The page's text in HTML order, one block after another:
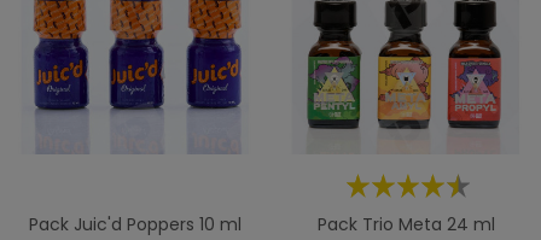
Pack Juic'd Poppers 10 ml
Pack Trio Meta 24 ml